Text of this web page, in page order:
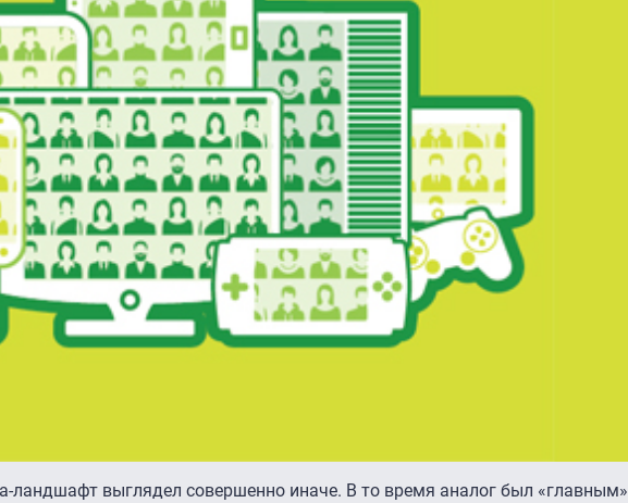
ландшафт выглядел совершенно иначе. В то время аналог был «главным»